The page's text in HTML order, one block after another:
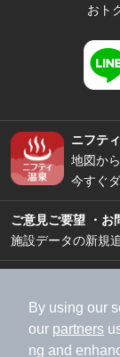
By using our
our partners
ng and
おト
ニフテ
地図か
今すぐ
ご意見ご要望 ・お
施設データの新規
加盟店
利用規